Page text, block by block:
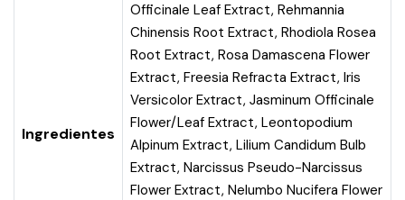
Ingredientes
Officinale Leaf Extract, Rehmannia
Chinensis Root Extract, Rhodiola Rosea
Root Extract, Rosa Damascena Flower
Extract, Freesia Refracta Extract, Iris
Versicolor Extract, Jasminum Officinale
Flower/Leaf Extract, Leontopodium
Alpinum Extract, Lilium Candidum Bulb
Extract, Narcissus Pseudo-Narcissus
Flower Extract, Nelumbo Nucifera Flower